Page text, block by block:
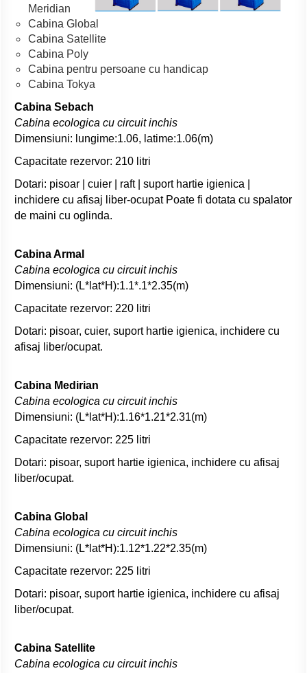
Meridian
Cabina Global
Cabina Satellite
Cabina Poly
Cabina pentru persoane cu handicap
Cabina Tokya
Cabina Sebach
Cabina ecologica cu circuit inchis
Dimensiuni: lungime:1.06, latime:1.06(m)
Capacitate rezervor: 210 litri
Dotari: pisoar | cuier | raft | suport hartie igienica |
inchidere cu afisaj liber-ocupat Poate fi dotata cu spalator
de maini cu oglinda.
Cabina Armal
Cabina ecologica cu circuit inchis
Dimensiuni: (L*lat*H):1.1*.1*2.35(m)
Capacitate rezervor: 220 litri
Dotari: pisoar, cuier, suport hartie igienica, inchidere cu
afisaj liber/ocupat.
Cabina Medirian
Cabina ecologica cu circuit inchis
Dimensiuni: (L*lat*H):1.16*1.21*2.31(m)
Capacitate rezervor: 225 litri
Dotari: pisoar, suport hartie igienica, inchidere cu afisaj
liber/ocupat.
Cabina Global
Cabina ecologica cu circuit inchis
Dimensiuni: (L*lat*H):1.12*1.22*2.35(m)
Capacitate rezervor: 225 litri
Dotari: pisoar, suport hartie igienica, inchidere cu afisaj
liber/ocupat.
Cabina Satellite
Cabina ecologica cu circuit inchis